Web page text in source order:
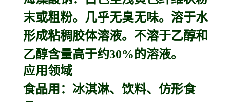
末或粗粉。几乎无臭无味。溶于水
形成粘稠胶体溶液。不溶于乙醇和
乙醇含量高于约30%的溶液。
应用领域
食品用：冰淇淋、饮料、仿形食